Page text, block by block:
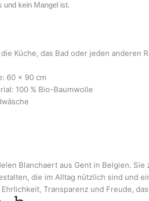
und kein Mangel ist.
Küche, das Bad oder jeden anderen
60 x 90 cm
100 % Bio-Baumwolle
Blanchaert aus Gent in Belgien.
die im Alltag nützlich sind und
Transparenz und Freude,